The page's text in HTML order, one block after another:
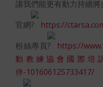
讓我們能更有動力持續
官網
https://
粉絲專頁
https://
動教練協會國際培
伴-101606125733417/